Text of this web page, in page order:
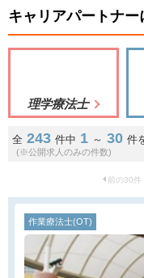
キャリアパートナー
理学療法士
全 243 件中 1 ～ 30 件
(※公開求人のみの件数)
前の30件
作業療法士(OT)